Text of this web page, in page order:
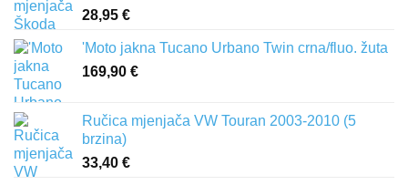
28,95 €
'Moto jakna Tucano Urbano Twin crna/fluo. žuta
169,90 €
Ručica mjenjača VW Touran 2003-2010 (5
brzina)
33,40 €